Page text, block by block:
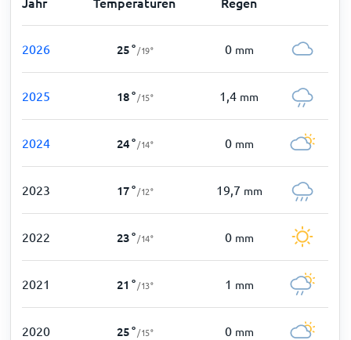
2026 25° /19° 0 mm
2025 18° /15° 1,4 mm
2024 24° /14° 0 mm
2023 17° /12° 19,7 mm
2022 23° /14° 0 mm
2021 21 ° /13° 1 mm
2020 25° /15° 0 mm